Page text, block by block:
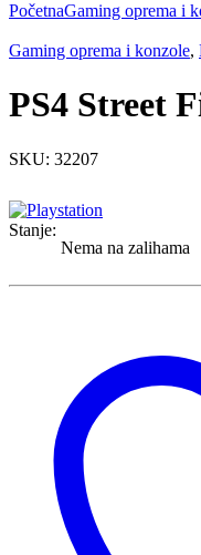
PočetnaGaming oprema i
Gaming oprema i konzole,
PS4 Street
SKU: 32207
Stanje:
Nema na zalihama